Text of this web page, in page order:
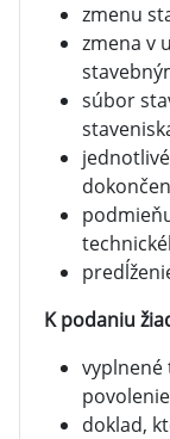
zmenu
zmena v
súbor
K podaniu
vyplnené
doklad,